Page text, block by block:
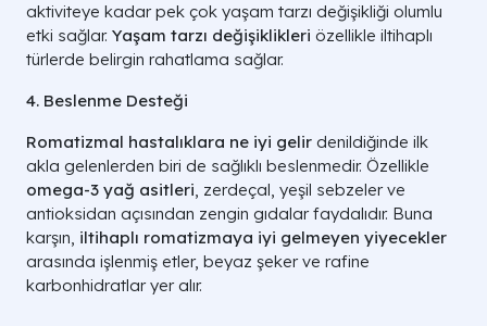
aktiviteye kadar pek çok yaşam tarzı değişikliği olumlu
etki sağlar. Yaşam tarzı değişiklikleri özellikle iltihaplı
türlerde belirgin rahatlama sağlar.
4. Beslenme Desteği
Romatizmal hastalıklara ne iyi gelir denildiğinde ilk
akla gelenlerden biri de sağlıklı beslenmedir. Özellikle
omega-3 yağ asitleri, zerdeçal, yeşil sebzeler ve
antioksidan açısından zengin gıdalar faydalıdır. Buna
karşın, iltihaplı romatizmaya iyi gelmeyen yiyecekler
arasında işlenmiş etler, beyaz şeker ve rafine
karbonhidratlar yer alır.